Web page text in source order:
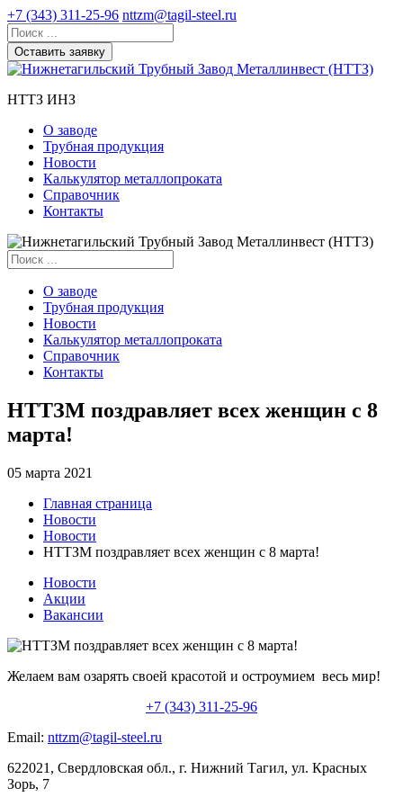
+7 (343) 311-25-96 nttzm@tagil-steel.ru
Оставить заявку
НТТЗ ИНЗ
О заводе
Трубная продукция
Новости
Калькулятор металлопроката
Справочник
Контакты
О заводе
Трубная продукция
Новости
Калькулятор металлопроката
Справочник
Контакты
НТТЗМ поздравляет всех женщин с 8
марта!
05 марта 2021
Главная страница
Новости
Новости
НТТЗМ поздравляет всех женщин с 8 марта!
Новости
Акции
Вакансии
Желаем вам озарять своей красотой и остроумием весь мир!
+7 (343) 311-25-96
Email: nttzm@tagil-steel.ru
622021, Свердловская обл., г. Нижний Тагил, ул. Красных
Зорь, 7